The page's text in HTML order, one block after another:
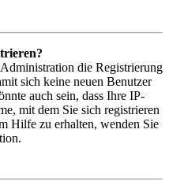
die Registrierung
sich keine neuen Benutzer
auch sein, dass Ihre IP-
mit dem Sie sich registrieren
Hilfe zu erhalten, wenden Sie